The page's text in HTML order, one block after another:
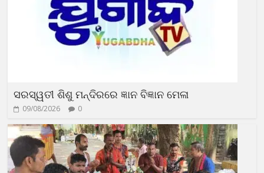
ସରସ୍ୱତୀ ଶିଶୁ ମନ୍ଦିରରେ ଜ୍ଞାନ ବିଜ୍ଞାନ ମେଳା
09/08/2026 0